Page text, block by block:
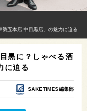
五本店 中目黒店」の魅力に迫る
黒に？しゃべる酒
に迫る
SAKETIMES編集部